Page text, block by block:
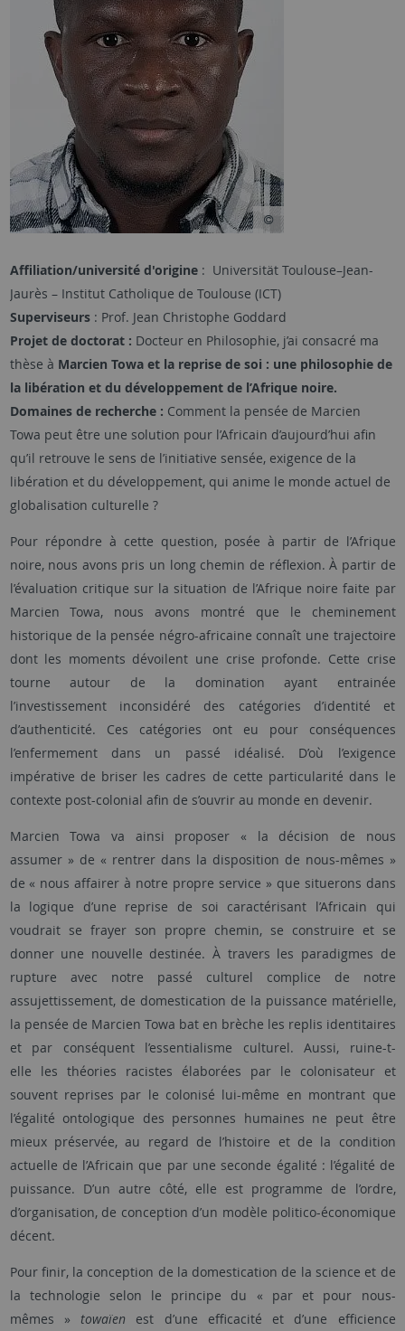
Affiliation/université d'origine: Universität Toulouse–Jean-
Jaurès – Institut Catholique de Toulouse (ICT)
Superviseurs: Prof. Jean Christophe Goddard
Projet de doctorat : Docteur en Philosophie, j’ai consacré ma
thèse à Marcien Towa et la reprise de soi : une philosophie de
la libération et du développement de l’Afrique noire.
Domaines de recherche : Comment la pensée de Marcien
Towa peut être une solution pour l’Africain d’aujourd’hui afin
qu’il retrouve le sens de l’initiative sensée, exigence de la
libération et du développement, qui anime le monde actuel de
globalisation culturelle ?
Pour répondre à cette question, posée à partir de l’Afrique
noire, nous avons pris un long chemin de réflexion.À partir de
l’évaluation critique sur la situation de l’Afrique noire faite par
Marcien Towa, nous avons montré que le cheminement
historique de la pensée négro-africaine connaît une trajectoire
dont les moments dévoilent une crise profonde. Cette crise
tourne autour de la domination ayant entrainée
l’investissement inconsidéré des catégories d’identité et
d’authenticité. Ces catégories ont eu pour conséquences
l’enfermement dans un passé idéalisé. D’où l’exigence
impérative de briser les cadres de cette particularité dans le
contexte post-colonial afin de s’ouvrir au monde en devenir.
Marcien Towa va ainsi proposer « la décision de nous
assumer » de « rentrer dans la disposition de nous-mêmes »
de « nous affairer à notre propre service »que situerons dans
la logique d’une reprise de soi caractérisant l’Africain qui
voudrait se frayer son propre chemin, se construire et se
donner une nouvelle destinée. À travers les paradigmes de
rupture avec notre passé culturel complice de notre
assujettissement, de domestication de la puissance matérielle,
la pensée de Marcien Towa bat en brèche les replis identitaires
et par conséquent l’essentialisme culturel. Aussi, ruine-t-
elle les théories racistes élaborées par le colonisateur et
souvent reprises par le colonisé lui-même en montrant que
l’égalité ontologique des personnes humaines ne peut être
mieux préservée, au regard de l’histoire et de la condition
actuelle de l’Africain que par une seconde égalité : l’égalité de
puissance. D’un autre côté, elle est programme de l’ordre,
d’organisation, de conception d’un modèle politico-économique
décent.
Pour finir, la conception de la domestication de la science et de
la technologie selon le principe du « par et pour nous-
mêmes » towaïen est d’une efficacité et d’une efficience